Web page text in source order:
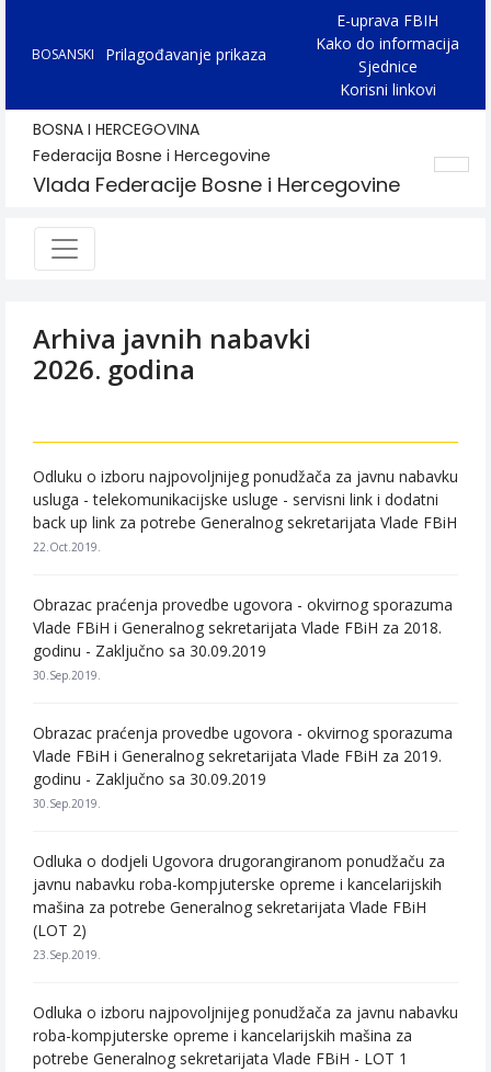
BOSANSKI Prilagođavanje prikaza
E-uprava FBIH
Kako do informacija
Sjednice
Korisni linkovi
BOSNA I HERCEGOVINA
Federacija Bosne i Hercegovine
Vlada Federacije Bosne i Hercegovine
Arhiva javnih nabavki
2026. godina
Odluku o izboru najpovoljnijeg ponudžača za javnu nabavku
usluga - telekomunikacijske usluge - servisni link i dodatni
back up link za potrebe Generalnog sekretarijata Vlade FBiH
22.Oct.2019.
Obrazac praćenja provedbe ugovora - okvirnog sporazuma
Vlade FBiH i Generalnog sekretarijata Vlade FBiH za 2018.
godinu - Zaključno sa 30.09.2019
30.Sep.2019.
Obrazac praćenja provedbe ugovora - okvirnog sporazuma
Vlade FBiH i Generalnog sekretarijata Vlade FBiH za 2019.
godinu - Zaključno sa 30.09.2019
30.Sep.2019.
Odluka o dodjeli Ugovora drugorangiranom ponudžaču za
javnu nabavku roba-kompjuterske opreme i kancelarijskih
mašina za potrebe Generalnog sekretarijata Vlade FBiH
(LOT 2)
23.Sep.2019.
Odluka o izboru najpovoljnijeg ponudžača za javnu nabavku
roba-kompjuterske opreme i kancelarijskih mašina za
potrebe Generalnog sekretarijata Vlade FBiH - LOT 1